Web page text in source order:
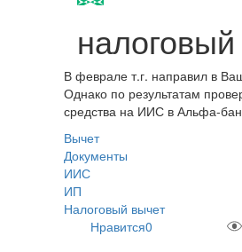
В феврале т.г. направил в
Однако по результатам
средства на ИИС в Альфа-
Вычет
Документы
ИИС
ИП
Налоговый вычет
Нравится0